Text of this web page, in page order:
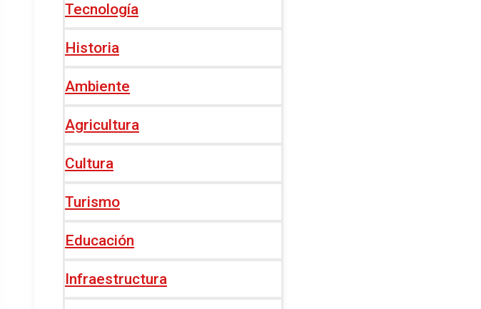
Tecnología
Historia
Ambiente
Agricultura
Cultura
Turismo
Educación
Infraestructura